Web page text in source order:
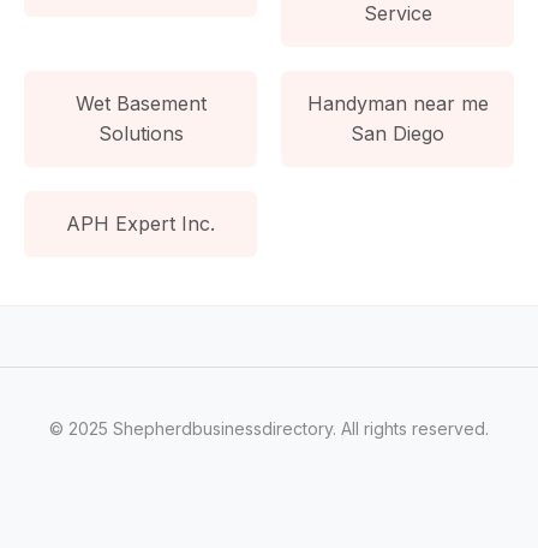
Service
Wet Basement
Solutions
Handyman near me
San Diego
APH Expert Inc.
© 2025 Shepherdbusinessdirectory. All rights reserved.